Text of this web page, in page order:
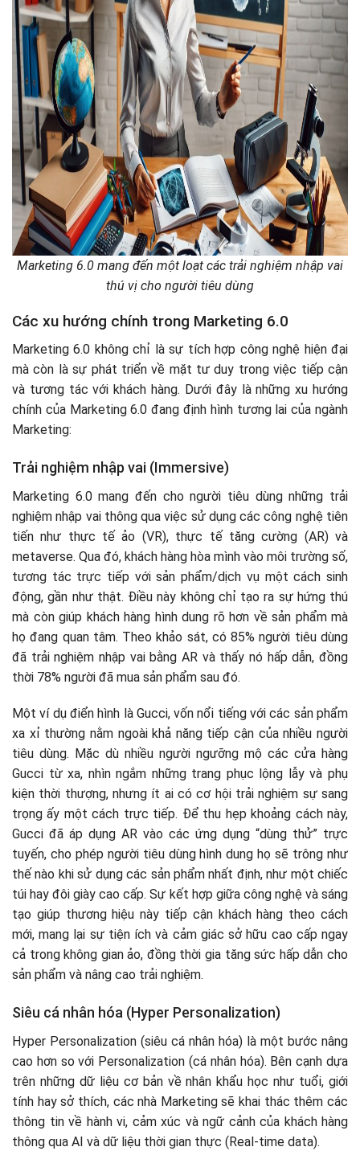
Marketing 6.0 mang đến một loạt các trải nghiệm nhập vai
thú vị cho người tiêu dùng
Các xu hướng chính trong Marketing 6.0
Marketing 6.0 không chỉ là sự tích hợp công nghệ hiện đại
mà còn là sự phát triển về mặt tư duy trong việc tiếp cận
và tương tác với khách hàng. Dưới đây là những xu hướng
chính của Marketing 6.0 đang định hình tương lai của ngành
Marketing:
Trải nghiệm nhập vai (Immersive)
Marketing 6.0 mang đến cho người tiêu dùng những trải
nghiệm nhập vai thông qua việc sử dụng các công nghệ tiên
tiến như thực tế ảo (VR), thực tế tăng cường (AR) và
metaverse. Qua đó, khách hàng hòa mình vào môi trường số,
tương tác trực tiếp với sản phẩm/dịch vụ một cách sinh
động, gần như thật. Điều này không chỉ tạo ra sự hứng thú
mà còn giúp khách hàng hình dung rõ hơn về sản phẩm mà
họ đang quan tâm. Theo khảo sát, có 85% người tiêu dùng
đã trải nghiệm nhập vai bằng AR và thấy nó hấp dẫn, đồng
thời 78% người đã mua sản phẩm sau đó.
Một ví dụ điển hình là Gucci, vốn nổi tiếng với các sản phẩm
xa xỉ thường nằm ngoài khả năng tiếp cận của nhiều người
tiêu dùng. Mặc dù nhiều người ngưỡng mộ các cửa hàng
Gucci từ xa, nhìn ngắm những trang phục lộng lẫy và phụ
kiện thời thượng, nhưng ít ai có cơ hội trải nghiệm sự sang
trọng ấy một cách trực tiếp. Để thu hẹp khoảng cách này,
Gucci đã áp dụng AR vào các ứng dụng “dùng thử” trực
tuyến, cho phép người tiêu dùng hình dung họ sẽ trông như
thế nào khi sử dụng các sản phẩm nhất định, như một chiếc
túi hay đôi giày cao cấp. Sự kết hợp giữa công nghệ và sáng
tạo giúp thương hiệu này tiếp cận khách hàng theo cách
mới, mang lại sự tiện ích và cảm giác sở hữu cao cấp ngay
cả trong không gian ảo, đồng thời gia tăng sức hấp dẫn cho
sản phẩm và nâng cao trải nghiệm.
Siêu cá nhân hóa (Hyper Personalization)
Hyper Personalization (siêu cá nhân hóa) là một bước nâng
cao hơn so với Personalization (cá nhân hóa). Bên cạnh dựa
trên những dữ liệu cơ bản về nhân khẩu học như tuổi, giới
tính hay sở thích, các nhà Marketing sẽ khai thác thêm các
thông tin về hành vi, cảm xúc và ngữ cảnh của khách hàng
thông qua AI và dữ liệu thời gian thực (Real-time data).